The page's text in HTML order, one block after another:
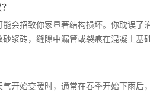
会招致你家显著结构损坏。你耽误
浆砖，缝隙中漏管或裂痕在混凝土基础
开始变暖时，通常在春季开始下雨后，